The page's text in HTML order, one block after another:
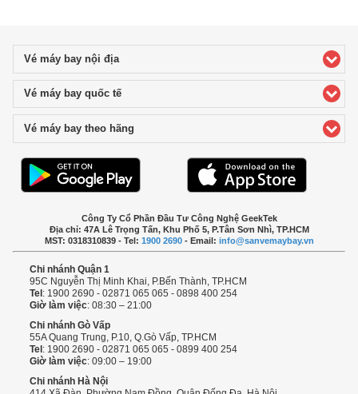
Vé máy bay nội địaclick to expand contents
Vé máy bay quốc tếclick to expand contents
Vé máy bay theo hãng
Công Ty Cổ Phần Đầu Tư Công Nghệ GeekTek
Địa chỉ: 47A Lê Trọng Tấn, Khu Phố 5, P.Tân Sơn Nhì, TP.HCM
MST: 0318310839 - Tel: 1900 2690- Email: info@sanvemaybay.vn
Chi nhánh Quận 1
95C Nguyễn Thị Minh Khai, P.Bến Thành, TP.HCM
Tel : 1900 2690 - 02871 065 065 - 0898 400 254
Giờ làm việc: 08:30 – 21:00
Chi nhánh Gò Vấp
55A Quang Trung, P.10, Q.Gò Vấp, TP.HCM
Tel : 1900 2690 - 02871 065 065 - 0899 400 254
Giờ làm việc: 09:00 – 19:00
Chi nhánh Hà Nội